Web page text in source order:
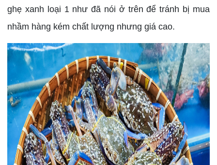
ghẹ xanh loại 1 như đã nói ở trên để tránh bị mua
nhầm hàng kém chất lượng nhưng giá cao.